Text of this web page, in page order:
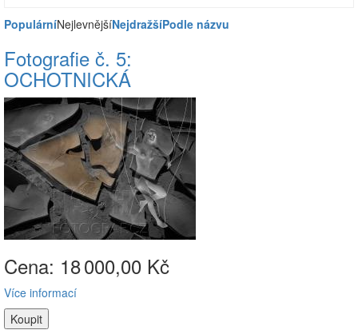
PopulárníNejlevnějšíNejdražšíPodle názvu
Fotografie č. 5:
OCHOTNICKÁ
Cena: 18000,00 Kč
Více informací